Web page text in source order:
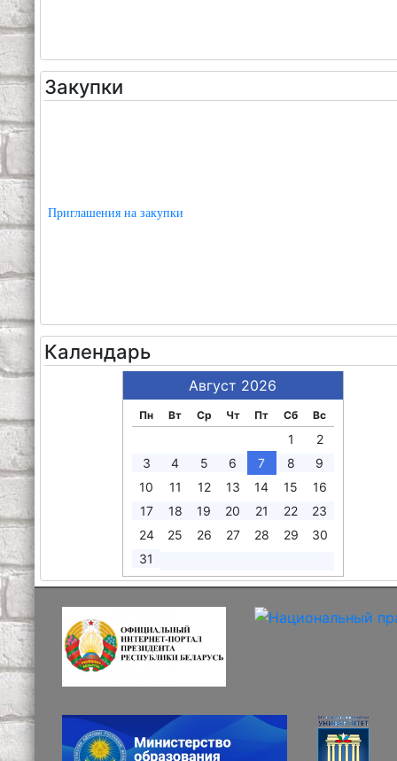
Закупки
Приглашения на закупки
Календарь
Август 2026
Пн Вт Ср Чт Пт Сб Вс
1
2
3
4 5 6 7 8
9
10
11 12 13 14 15
16
17
18 19 20 21 22
23
24
25 26 27 28 29
30
31